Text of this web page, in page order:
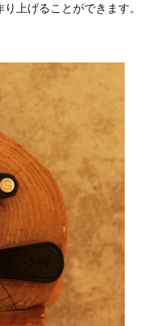
上げることができます。